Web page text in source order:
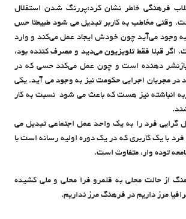
فرهنگی خاطر نشان کرد:پررنگ شدن استقلال
وقتی مخاطب به کاربر تبدیل می شود طبیعتا حس
به وجود می‌آید چون خودش ایجاد عمل می‌کند و وارد
قبلا فقط تلویزیون می‌دید و مصرف کننده بود،
بازنشر دهنده است و چون عمل می‌کند حسی که در
در مجریان اجرایی حکومت نیز به وجود می آید. یکی
انباشته نیز هست که باعث می شود نسبت به کار
گرایی فرد را به یک واحد عمل اجتماعی تبدیل می
فرد با یک کاربری که در یک دوره اولیه رسانه است با
توده وار، متفاوت است.
از حالت محلی به قلمرو فرا محلی و ملی کشیده
مرز داریم در فرهنگ مرز نداریم.